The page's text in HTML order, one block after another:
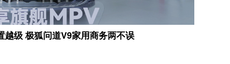
越级 极狐问道V9家用商务两不误